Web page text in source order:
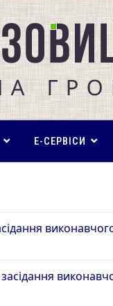
E-СЕРВІСИ